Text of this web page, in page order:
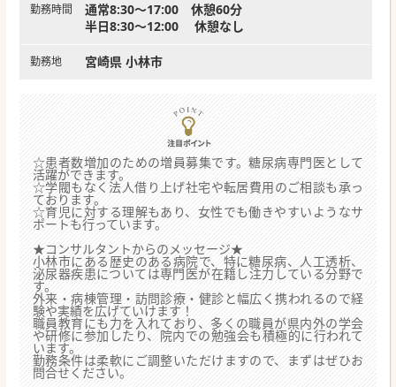
勤務時間
通常8:30～17:00 休憩60分
半日8:30～12:00 休憩なし
勤務地 宮崎県 小林市
☆患者数増加のための増員募集です。糖尿病専門医として
活躍ができます。
☆学閥もなく法人借り上げ社宅や転居費用のご相談も承っ
ております。
☆育児に対する理解もあり、女性でも働きやすいようなサ
ポートも行っています。
★コンサルタントからのメッセージ★
小林市にある歴史のある病院で、特に糖尿病、人工透析、
泌尿器疾患については専門医が在籍し注力している分野で
す。
外来・病棟管理・訪問診療・健診と幅広く携われるので経
験や実績を広げていけます！
職員教育にも力を入れており、多くの職員が県内外の学会
や研修に参加したり、院内での勉強会も積極的に行われて
います。
勤務条件は柔軟にご調整いただけますので、まずはぜひお
問合せください。